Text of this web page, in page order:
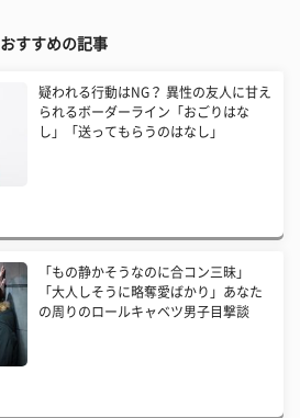
おすすめの記事
疑われる行動はNG？ 異性の友人に甘え
られるボーダーライン「おごりはな
し」「送ってもらうのはなし」
「もの静かそうなのに合コン三昧」
「大人しそうに略奪愛ばかり」あなた
の周りのロールキャベツ男子目撃談